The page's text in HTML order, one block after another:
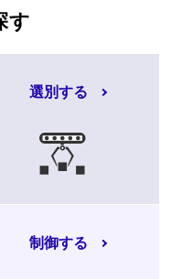
す
選別する
制御する